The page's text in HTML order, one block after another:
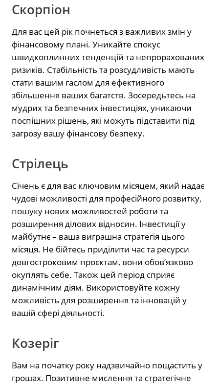
Скорпіон
Для вас цей рік почнеться з важливих змін у
фінансовому плані. Уникайте спокус
швидкоплинних тенденцій та непрорахованих
ризиків. Стабільність та розсудливість мають
стати вашим гаслом для ефективного
збільшення ваших багатств. Зосередьтесь на
мудрих та безпечних інвестиціях, уникаючи
поспішних рішень, які можуть підставити під
загрозу вашу фінансову безпеку.
Стрілець
Січень є для вас ключовим місяцем, який надає
чудові можливості для професійного розвитку,
пошуку нових можливостей роботи та
розширення ділових відносин. Інвестиції у
майбутнє – ваша виграшна стратегія цього
місяця. Не бійтесь приділити час та ресурси
довгостроковим проєктам, вони обов’язково
окуплять себе. Також цей період сприяє
динамічним діям. Використовуйте кожну
можливість для розширення та інновацій у
вашій сфері діяльності.
Козеріг
Вам на початку року надзвичайно пощастить у
грошах. Позитивне мислення та стратегічне